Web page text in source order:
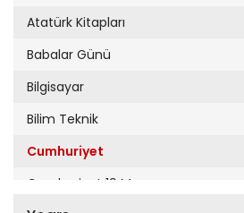
Atatürk Kitapları
Babalar Günü
Bilgisayar
Bilim Teknik
Cumhuriyet
Cumhuriyet 19 Mayıs